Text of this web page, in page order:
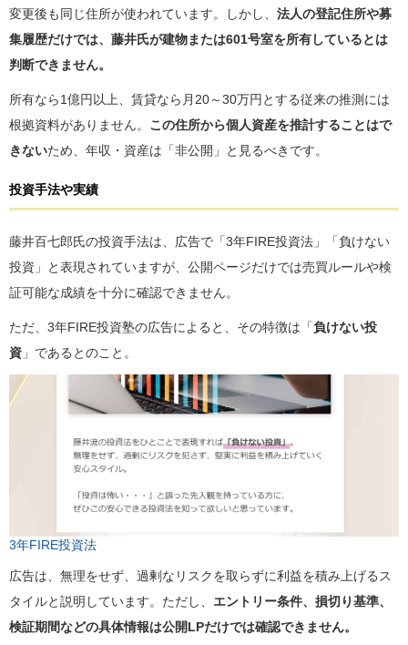
変更後も同じ住所が使われています。しかし、 法人の登記住所や募
集履歴だけでは、藤井氏が建物または601号室を所有しているとは
判断できません。
所有なら1億円以上、賃貸なら月20～30万円とする従来の推測には
根拠資料がありません。 この住所から個人資産を推計することはで
きないため、年収・資産は「非公開」と見るべきです。
投資手法や実績
藤井百七郎氏の投資手法は、広告で「3年FIRE投資法」「負けない
投資」と表現されていますが、公開ページだけでは売買ルールや検
証可能な成績を十分に確認できません。
ただ、3年FIRE投資塾の広告によると、その特徴は「負けない投
資 」であるとのこと。
3年FIRE投資法
広告は、無理をせず、過剰なリスクを取らずに利益を積み上げるス
タイルと説明しています。ただし、 エントリー条件、損切り基準、
検証期間などの具体情報は公開LPだけでは確認できません。